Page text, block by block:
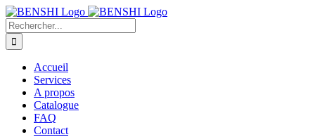
Passer
au
contenu
Rechercher:
Accueil
Services
A propos
Catalogue
FAQ
Contact